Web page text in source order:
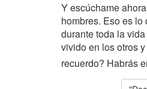
Y escúchame
hombres. Eso es
durante toda la
vivido en los otros
recuerdo? Habrás